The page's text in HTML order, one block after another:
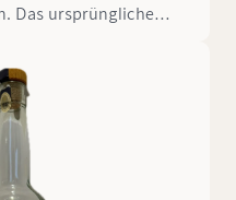
Das ursprüngliche
sie vierteljährlich eine
besonderer
ungefärbt und
aus der